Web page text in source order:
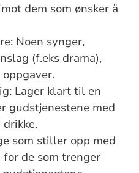
dem som ønsker å
Noen synger,
(f.eks drama),
Lager klart til en
gudstjenestene med
som stiller opp med
de som trenger